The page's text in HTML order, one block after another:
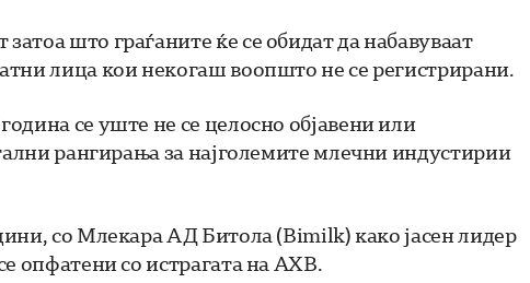
што граѓаните ќе се обидат да набавуваат
лица кои некогаш воопшто не се регистрирани.
се уште не се целосно објавени или
рангирања за најголемите млечни индустирии
со Млекара АД Битола (Bimilk) како јасен лидер
опфатени со истрагата на АХВ.